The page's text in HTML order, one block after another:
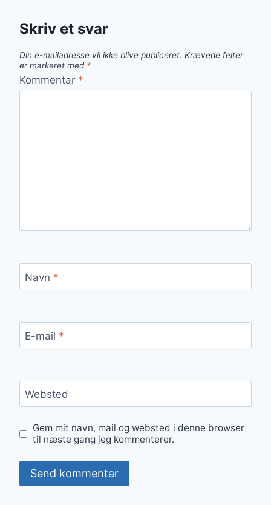
Skriv et svar
Din e-mailadresse vil ikke blive publiceret. Krævede felter
er markeret med *
Kommentar *
Navn *
E-mail *
Websted
Gem mit navn, mail og websted i denne browser
til næste gang jeg kommenterer.